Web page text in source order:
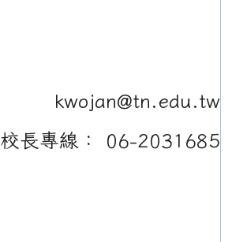
kwojan@tn.edu.tw
校長專線： 06-2031685